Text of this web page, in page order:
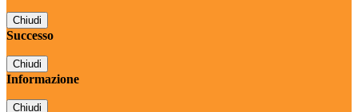
Chiudi
Successo
Chiudi
Informazione
Chiudi